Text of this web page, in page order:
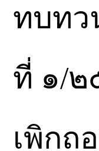
ทบทว
ที่ ๑/๒
เพิกถ